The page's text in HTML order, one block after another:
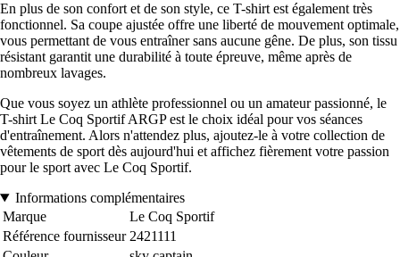
En plus de son confort et de son style, ce T-shirt est également très
fonctionnel. Sa coupe ajustée offre une liberté de mouvement optimale,
vous permettant de vous entraîner sans aucune gêne. De plus, son tissu
résistant garantit une durabilité à toute épreuve, même après de
nombreux lavages.
Que vous soyez un athlète professionnel ou un amateur passionné, le
T-shirt Le Coq Sportif ARGP est le choix idéal pour vos séances
d'entraînement. Alors n'attendez plus, ajoutez-le à votre collection de
vêtements de sport dès aujourd'hui et affichez fièrement votre passion
pour le sport avec Le Coq Sportif.
Informations complémentaires
Marque
Le Coq Sportif
Référence fournisseur 2421111